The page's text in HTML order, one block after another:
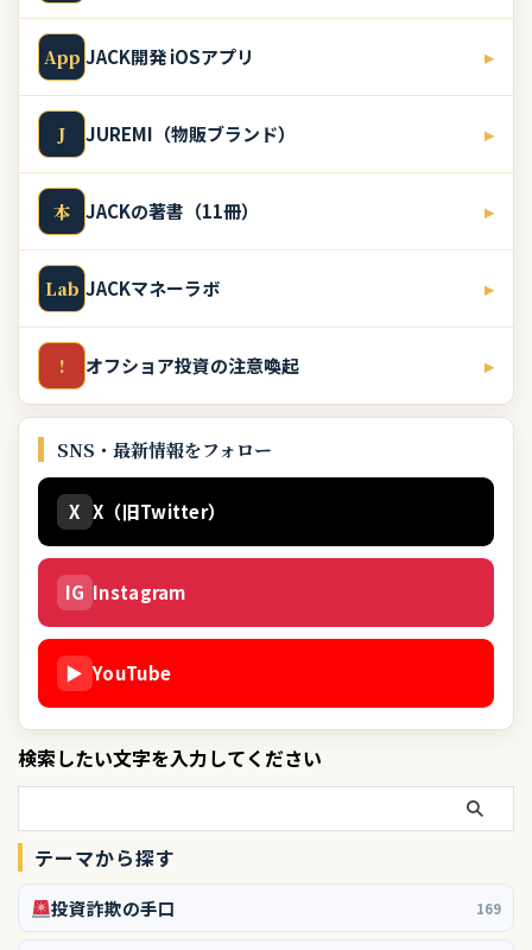
App JACK開発 iOSアプリ ▸
J JUREMI（物販ブランド） ▸
本 JACKの著書（11冊） ▸
Lab JACKマネーラボ ▸
! オフショア投資の注意喚起 ▸
SNS・最新情報をフォロー
X X（旧Twitter）
IG Instagram
▶ YouTube
検索したい文字を入力してください
テーマから探す
投資詐欺の手口 169